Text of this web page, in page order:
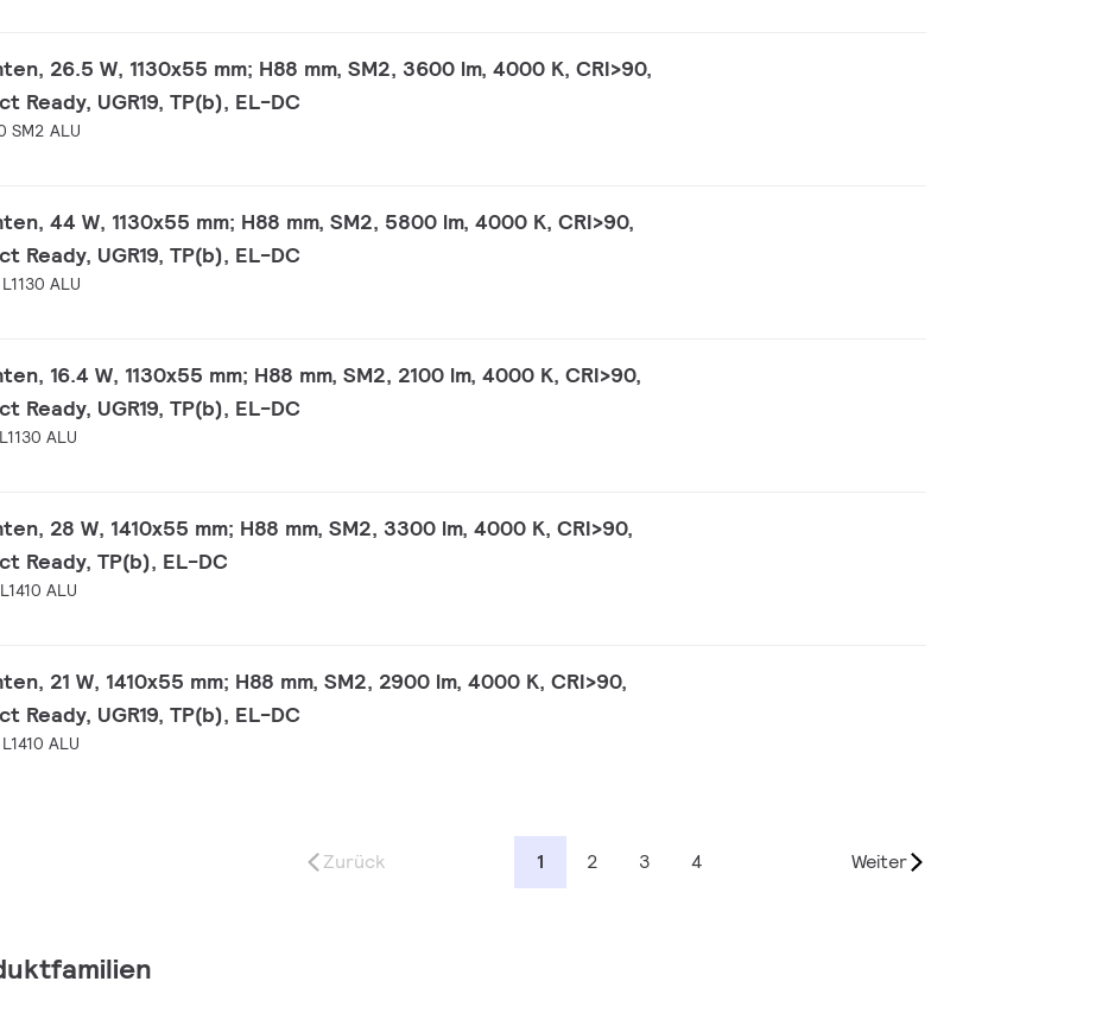
26.5 W, 1130x55 mm; H88 mm, SM2, 3600 lm, 4000 K, CRI>90,
Ready, UGR19, TP(b), EL-DC
SM2 ALU
44 W, 1130x55 mm; H88 mm, SM2, 5800 lm, 4000 K, CRI>90,
Ready, UGR19, TP(b), EL-DC
ALU
16.4 W, 1130x55 mm; H88 mm, SM2, 2100 lm, 4000 K, CRI>90,
Ready, UGR19, TP(b), EL-DC
ALU
28 W, 1410x55 mm; H88 mm, SM2, 3300 lm, 4000 K, CRI>90,
Ready, TP(b), EL-DC
ALU
21 W, 1410x55 mm; H88 mm, SM2, 2900 lm, 4000 K, CRI>90,
Ready, UGR19, TP(b), EL-DC
ALU
Zurück 1 2 3 4 Weiter